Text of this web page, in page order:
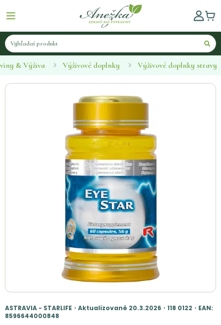
& Výživa Výživové doplnky Výživové doplnky stravy
ASTRAVIA - STARLIFE・Aktualizované 20.3.2026・118 0122・EAN:
8596644000848